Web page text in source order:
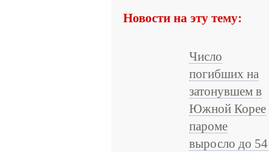
Новости на эту тему:
Число
погибших на
затонувшем в
Южной Корее
пароме
выросло до 54